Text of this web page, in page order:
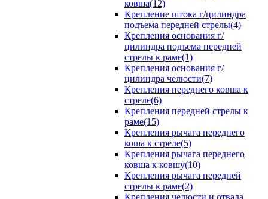
ковша(12)
Крепление штока г/цилиндра
подъема передней стрелы(4)
Крепления основания г/
цилиндра подъема передней
стрелы к раме(1)
Крепления основания г/
цилиндра челюсти(7)
Крепления переднего ковша к
стреле(6)
Крепления передней стрелы к
раме(15)
Крепления рычага переднего
коша к стреле(5)
Крепления рычага переднего
ковша к ковшу(10)
Крепления рычага передней
стрелы к раме(2)
Крепления челюсти и отвала